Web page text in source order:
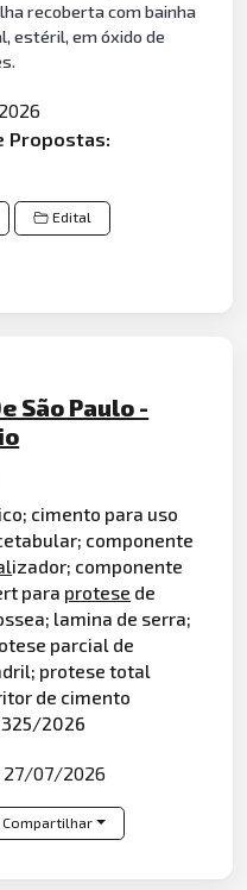
recoberta com bainha
estéril, em óxido de
Propostas:
Edital
São Paulo -
cimento para uso
componente
izador; componente
para protese de
lamina de serra;
parcial de
protese total
de cimento
2026
27/07/2026
Compartilhar